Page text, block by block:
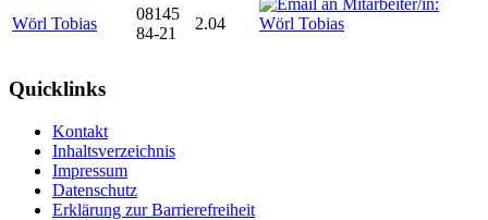
Wörl Tobias
08145
84-21
2.04
Quicklinks
Kontakt
Inhaltsverzeichnis
Impressum
Datenschutz
Erklärung zur Barrierefreiheit